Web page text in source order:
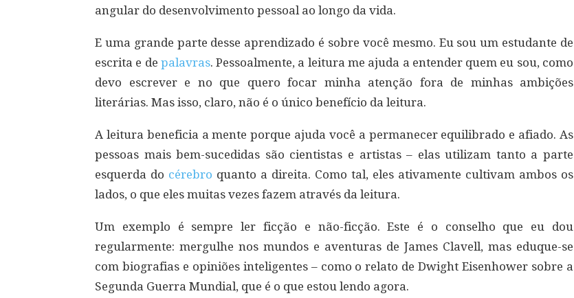
angular do desenvolvimento pessoal ao longo da vida.
E uma grande parte desse aprendizado é sobre você mesmo. Eu sou um estudante de
escrita e de palavras. Pessoalmente, a leitura me ajuda a entender quem eu sou, como
devo escrever e no que quero focar minha atenção fora de minhas ambições
literárias. Mas isso, claro, não é o único benefício da leitura.
A leitura beneficia a mente porque ajuda você a permanecer equilibrado e afiado. As
pessoas mais bem-sucedidas são cientistas e artistas – elas utilizam tanto a parte
esquerda do cérebro quanto a direita. Como tal, eles ativamente cultivam ambos os
lados, o que eles muitas vezes fazem através da leitura.
Um exemplo é sempre ler ficção e não-ficção. Este é o conselho que eu dou
regularmente: mergulhe nos mundos e aventuras de James Clavell, mas eduque-se
com biografias e opiniões inteligentes – como o relato de Dwight Eisenhower sobre a
Segunda Guerra Mundial, que é o que estou lendo agora.